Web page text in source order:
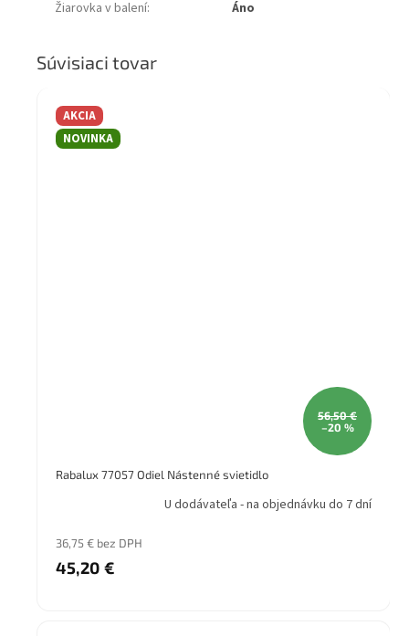
Žiarovka v balení: Áno
Súvisiaci tovar
AKCIA
NOVINKA
56,50 €
–20 %
Rabalux 77057 Odiel Nástenné svietidlo
U dodávateľa - na objednávku do 7 dní
36,75 € bez DPH
45,20 €